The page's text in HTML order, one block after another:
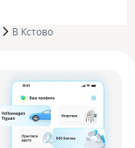
В Кстово